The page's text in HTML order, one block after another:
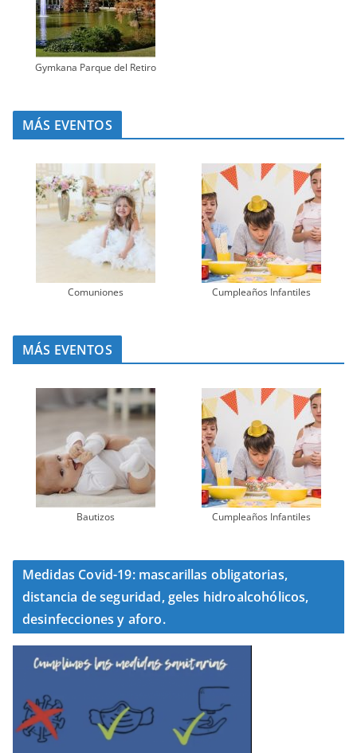
Gymkana Parque del Retiro
MÁS EVENTOS
Comuniones Cumpleaños Infantiles
MÁS EVENTOS
Bautizos Cumpleaños Infantiles
Medidas Covid-19: mascarillas obligatorias,
distancia de seguridad, geles hidroalcohólicos,
desinfecciones y aforo.